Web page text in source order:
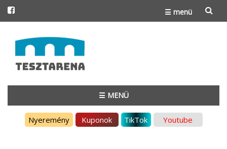
☰ menü
to
content
☰ MENÜ
Nyeremény Kuponok TikTok Youtube